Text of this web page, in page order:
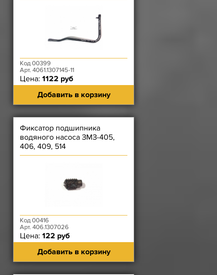
Код 00399
Арт. 4061.1307145-11
Цена: 1122 руб
Добавить в корзину
Фиксатор подшипника
водяного насоса ЗМЗ-405,
406, 409, 514
Код 00416
Арт. 406.1307026
Цена: 122 руб
Добавить в корзину